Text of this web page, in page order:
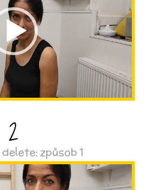
2
způsob 1